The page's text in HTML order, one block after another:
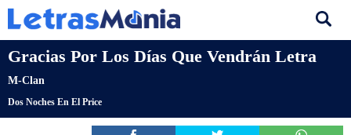
Gracias Por Los Días Que Vendrán Letra
M-Clan
Dos Noches En El Price